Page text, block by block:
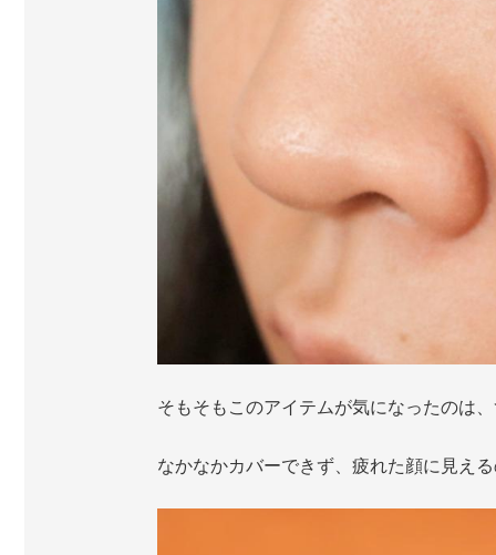
そもそもこのアイテムが気になったのは
なかなかカバーできず、疲れた顔に見え